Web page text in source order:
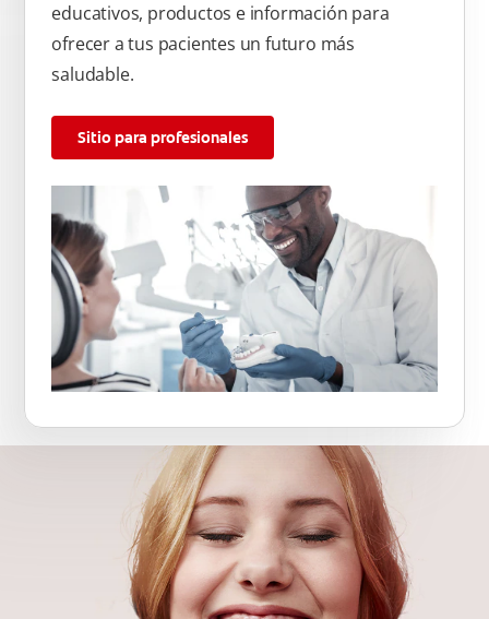
educativos, productos e información para
ofrecer a tus pacientes un futuro más
saludable.
Sitio para profesionales